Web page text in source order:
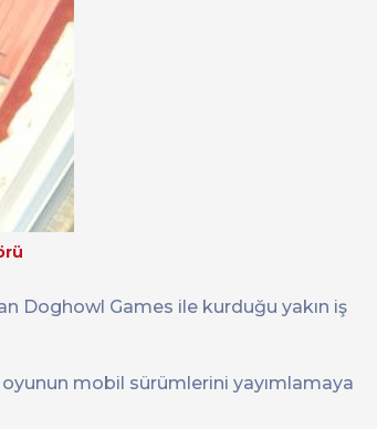
Doghowl Games ile kurduğu yakın iş
mobil sürümlerini yayımlamaya